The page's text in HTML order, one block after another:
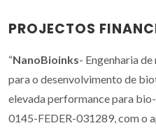
PROJECTOS
“NanoBioinks- Engenharia
para o desenvolvimento de
elevada performance para
0145-FEDER-031289, com o